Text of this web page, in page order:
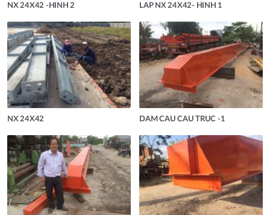
NX 24X42 -HINH 2 LAP NX 24X42- HINH 1
NX 24X42 DAM CAU CAU TRUC -1